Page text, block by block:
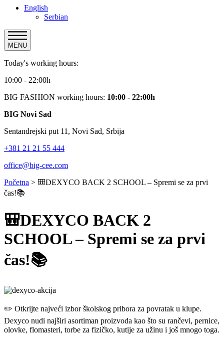
English
Serbian
MENU
Today's working hours:
10:00 - 22:00h
BIG FASHION working hours: 10:00 - 22:00h
BIG Novi Sad
Sentandrejski put 11, Novi Sad, Srbija
+381 21 21 55 444
office@big-cee.com
Početna > 🎒DEXYCO BACK 2 SCHOOL – Spremi se za prvi
čas!📚
🎒DEXYCO BACK 2
SCHOOL – Spremi se za prvi
čas!📚
✏️ Otkrijte najveći izbor školskog pribora za povratak u klupe.
Dexyco nudi najširi asortiman proizvoda kao što su rančevi, pernice,
olovke, flomasteri, torbe za fizičko, kutije za užinu i još mnogo toga.